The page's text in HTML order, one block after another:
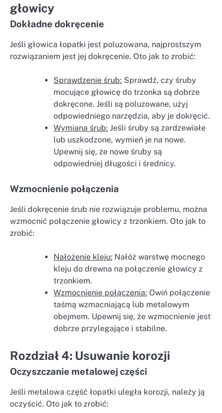
głowicy
Dokładne dokręcenie
Jeśli głowica łopatki jest poluzowana, najprostszym
rozwiązaniem jest jej dokręcenie. Oto jak to zrobić:
Sprawdzenie śrub: Sprawdź, czy śruby
mocujące głowicę do trzonka są dobrze
dokręcone. Jeśli są poluzowane, użyj
odpowiedniego narzędzia, aby je dokręcić.
Wymiana śrub: Jeśli śruby są zardzewiałe
lub uszkodzone, wymień je na nowe.
Upewnij się, że nowe śruby są
odpowiedniej długości i średnicy.
Wzmocnienie połączenia
Jeśli dokręcenie śrub nie rozwiązuje problemu, można
wzmocnić połączenie głowicy z trzonkiem. Oto jak to
zrobić:
Nałożenie kleju: Nałóż warstwę mocnego
kleju do drewna na połączenie głowicy z
trzonkiem.
Wzmocnienie połączenia: Owiń połączenie
taśmą wzmacniającą lub metalowym
obejmem. Upewnij się, że wzmocnienie jest
dobrze przylegające i stabilne.
Rozdział 4: Usuwanie korozji
Oczyszczanie metalowej części
Jeśli metalowa część łopatki uległa korozji, należy ją
oczyścić. Oto jak to zrobić: